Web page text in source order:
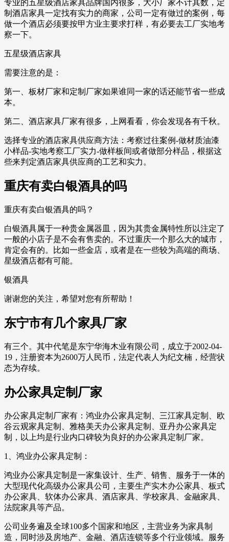
专业的五星级酒店家具品牌国内很多，大小厂家不计其数，定
制酒店家具一定找有实力的商家，公司一定有做过的案例，每
做一个酒店必须要按甲方业主要求打样，有必要去工厂实地考
察一下。
五星级酒店家具
需要注意的是：
第一、板材厂家和定制厂家如果谁同一家的话还能节省一些成
本。
第二、酒店家具厂家有很多，上网看看，你会发现各有千秋。
选择专业的酒店家具供应商方法：考察过往案例-做材质油漆
小样品-实地考察工厂实力-做样板间或者做部分样品，根据这
些来判定酒店家具供应商的工艺和实力。
重庆有卖白银酒具的吗
重庆有卖白银酒具的吗？
白银酒具属于一种贵金属器皿，因为其贵金属特性所以注定了
一般的小店子是不会有售卖的。不过重庆一个那么大的城市，
肯定会有的。比如一些金店，或者是在一些较为高端的商场、
星级酒店都有可能。
银酒具
谢谢您的关注，希望对您有所帮助！
东宁市有几个家具厂家
有三个。其中代笔是东宁华海木业有限公司，成立于2002-04-
19，注册资本为2600万人民币，法定代表人为纪文楠，经营状
态为存续。
办公家具定制厂家
办公家具定制厂家有：鸿业办公家具定制、三江家具定制、欧
谷云观家具定制、雅格美天办公家具定制、亚丹办公家具定
制，以上均是行业内口碑较为良好的办公家具定制厂家。
1、鸿业办公家具定制：
鸿业办公家具定制是一家集设计、生产、销售、服务于一体的
大型现代化高级办公家具公司，主要生产实木办公家具、板式
办公家具、软体办公家具、酒店家具、学校家具、金融家具、
法院家具等产品。
公司业务遍及全球100多个国家和地区，主营业务为家具制
造，同时涉及房地产、金融、酒店连锁等多个行业领域。服务